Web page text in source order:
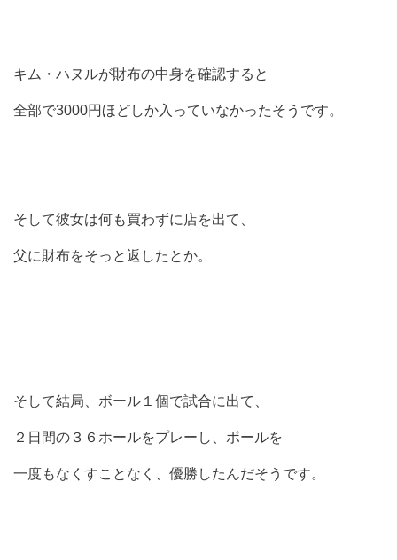
キム・ハヌルが財布の中身を確認すると
全部で3000円ほどしか入っていなかったそうです。
そして彼女は何も買わずに店を出て、
父に財布をそっと返したとか。
そして結局、ボール１個で試合に出て、
２日間の３６ホールをプレーし、ボールを
一度もなくすことなく、優勝したんだそうです。